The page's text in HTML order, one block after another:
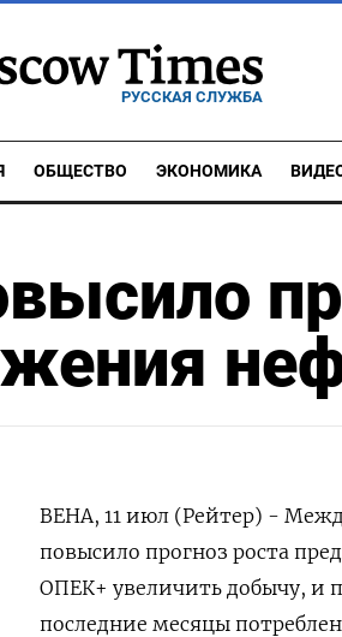
РУССКАЯ СЛУЖБА
ОБЩЕСТВО ЭКОНОМИКА
ВЕНА, 11 июл (Рейтер) -
повысило прогноз роста
ОПЕК+ увеличить добычу, и
последние месяцы